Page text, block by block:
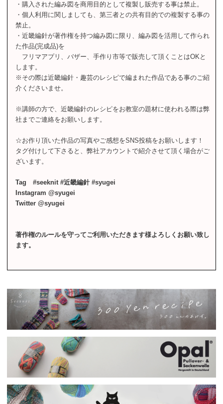
・購入された編み図を商用目的として複製し販売する事は禁止。
・個人利用に関しましても、第三者との共有目的での複製する事の
禁止。
・近畿編針が著作権を持つ編み図に限り、編み図を活用して作られ
た作品(完成品)を
フリマアプリ、バザー、手作り市等で販売して頂くことはOKと
します。
※その際は近畿編針・趣芸のレシピで編まれた作品である事のご紹
介くださいませ。
※講師の方で、近畿編針のレシピをお教室の題材に使われる際は弊
社までご連絡をお願いします。
☆お作り頂いた作品の写真やご感想をSNS投稿をお願いします！
タグ付けして下さると、弊社アカウントで紹介させて頂く場合がご
ざいます。
Tag #seeknit #近畿編針 #syugei
Instagram @syugei
Twitter @syugei
著作権のルールを守ってご利用いただきます様よろしくお願い致し
ます。